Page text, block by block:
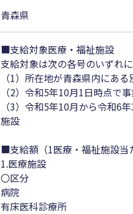
青森県
■支給対象医療・福祉施設
支給対象は次の各号のいずれ
（1）所在地が青森県内にあ
（2）令和5年10月1日時点で
（3）令和5年10月から令和6
施設
■支給額（1医療・福祉施設当
1.医療施設
〇区分
病院
有床医科診療所